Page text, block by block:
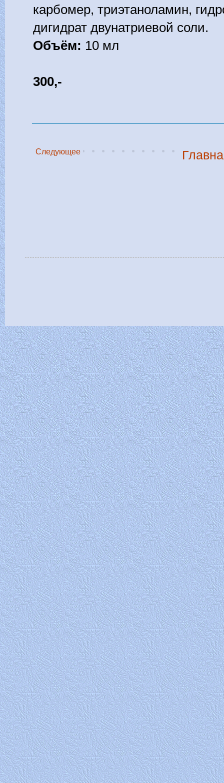
карбомер, триэтаноламин,
дигидрат двунатриевой соли.
Объём: 10 мл
300,-
Следующее